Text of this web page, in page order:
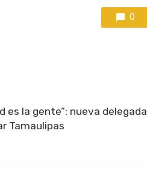
0
es la gente”: nueva delegada
Tamaulipas